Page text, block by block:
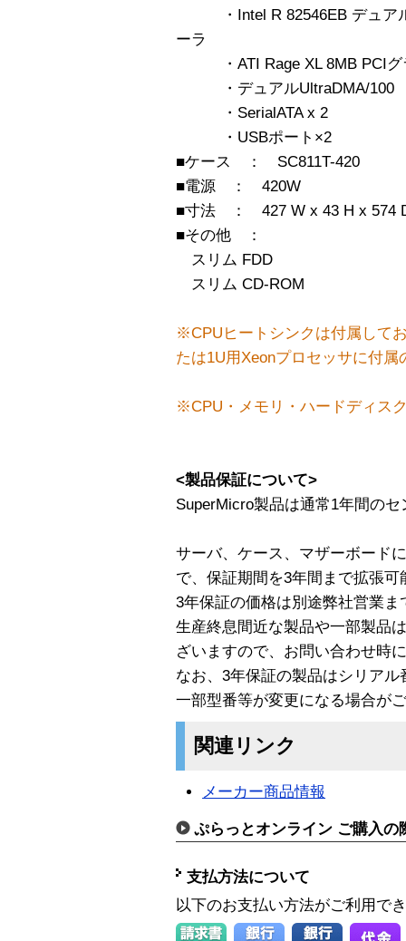
・Intel R 82546EB デュアル
ーラ
・ATI Rage XL 8MB PCIグ
・デュアルUltraDMA/100
・SerialATA x 2
・USBポート×2
■ケース ： SC811T-420
■電源 ： 420W
■寸法 ： 427 W x 43 H x 574
■その他 ：
スリム FDD
スリム CD-ROM
※CPUヒートシンクは付属して
たは1U用Xeonプロセッサに付
※CPU・メモリ・ハードディス
<製品保証について>
SuperMicro製品は通常1年間の
サーバ、ケース、マザーボード
で、保証期間を3年間まで拡張可
3年保証の価格は別途弊社営業
生産終息間近な製品や一部製品
ざいますので、お問い合わせ時
なお、3年保証の製品はシリア
一部型番等が変更になる場合が
関連リンク
メーカー商品情報
ぷらっとオンライン ご購入の
支払方法について
以下のお支払い方法がご利用で